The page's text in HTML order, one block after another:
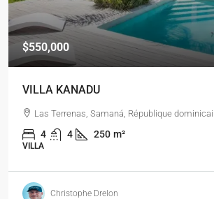
$550,000
VILLA KANADU
Las Terrenas, Samaná, République
4 4 250 m²
VILLA
Christophe Drelon